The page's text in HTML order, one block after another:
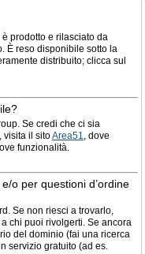
prodotto e rilasciato da
È reso disponibile sotto la
distribuito; clicca sul
Se credi che ci sia
visita il sitoArea51, dove
funzionalità.
o per questioni d’ordine
Se non riesci a trovarlo,
chi puoi rivolgerti. Se ancora
del dominio (fai una ricerca
servizio gratuito (ad es.